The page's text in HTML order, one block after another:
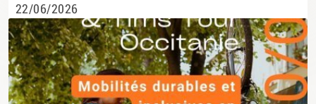
22/06/2026